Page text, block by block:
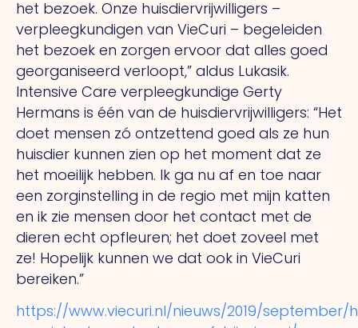
het bezoek. Onze huisdiervrijwilligers –
verpleegkundigen van VieCuri – begeleiden
het bezoek en zorgen ervoor dat alles goed
georganiseerd verloopt,” aldus Lukasik.
Intensive Care verpleegkundige Gerty
Hermans is één van de huisdiervrijwilligers: “Het
doet mensen zó ontzettend goed als ze hun
huisdier kunnen zien op het moment dat ze
het moeilijk hebben. Ik ga nu af en toe naar
een zorginstelling in de regio met mijn katten
en ik zie mensen door het contact met de
dieren echt opfleuren; het doet zoveel met
ze! Hopelijk kunnen we dat ook in VieCuri
bereiken.”
https://www.viecuri.nl/nieuws/2019/september/